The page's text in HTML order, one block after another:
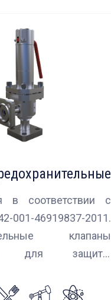
в соответствии с
46919837-2011.
клапаны
для защиты
повышения